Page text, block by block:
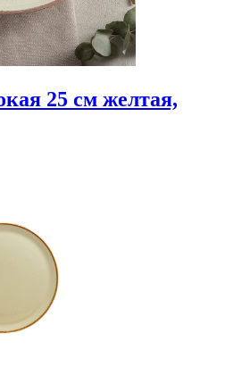
25 см желтая,